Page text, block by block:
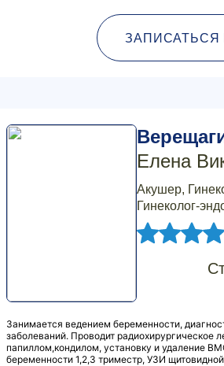
ЗАПИСАТЬСЯ
Елена
Акушер,
Гинеколог-
Занимается ведением беременности,
заболеваний. Проводит радиохирургическое
папиллом,кондилом, установку и удаление
беременности 1,2,3 триместр, УЗИ